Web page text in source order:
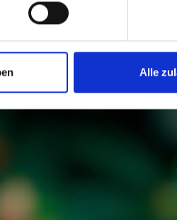
Alle